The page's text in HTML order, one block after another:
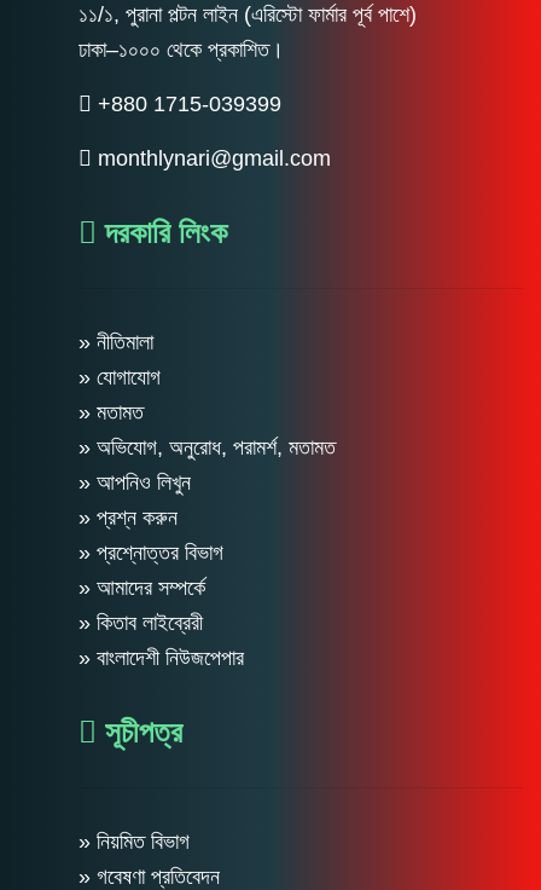
১১/১, পুরানা পল্টন লাইন (এরিস্টো ফার্মার পূর্ব পাশে)
ঢাকা–১০০০ থেকে প্রকাশিত।
+880 1715-039399
monthlynari@gmail.com
দরকারি লিংক
» নীতিমালা
» যোগাযোগ
» মতামত
» অভিযোগ, অনুরোধ, পরামর্শ, মতামত
» আপনিও লিখুন
» প্রশ্ন করুন
» প্রশ্নোত্তর বিভাগ
» আমাদের সম্পর্কে
» কিতাব লাইব্রেরী
» বাংলাদেশী নিউজপেপার
সূচীপত্র
» নিয়মিত বিভাগ
» গবেষণা প্রতিবেদন